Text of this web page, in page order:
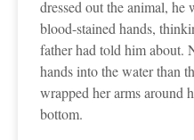
dressed out the animal,
blood-stained hands,
father had told him about.
hands into the water than
wrapped her arms around
bottom.